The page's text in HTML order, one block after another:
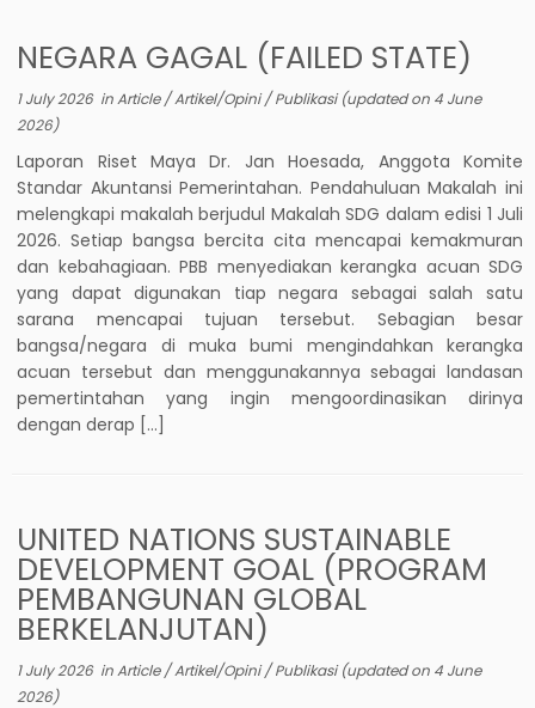
NEGARA GAGAL (FAILED STATE)
1 July 2026inArticle/Artikel/Opini/Publikasi(updated on 4 June
2026)
Laporan Riset Maya Dr. Jan Hoesada, Anggota Komite
Standar Akuntansi Pemerintahan. Pendahuluan Makalah ini
melengkapi makalah berjudul Makalah SDG dalam edisi 1 Juli
2026. Setiap bangsa bercita cita mencapai kemakmuran
dan kebahagiaan. PBB menyediakan kerangka acuan SDG
yang dapat digunakan tiap negara sebagai salah satu
sarana mencapai tujuan tersebut. Sebagian besar
bangsa/negara di muka bumi mengindahkan kerangka
acuan tersebut dan menggunakannya sebagai landasan
pemertintahan yang ingin mengoordinasikan dirinya
dengan derap […]
UNITED NATIONS SUSTAINABLE
DEVELOPMENT GOAL (PROGRAM
PEMBANGUNAN GLOBAL
BERKELANJUTAN)
1 July 2026inArticle/Artikel/Opini/Publikasi(updated on 4 June
2026)